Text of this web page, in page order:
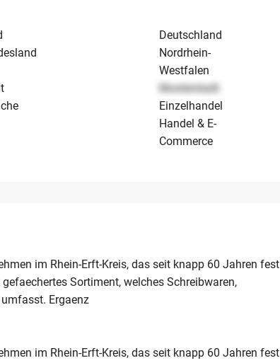
Deutschland
Nordrhein-
Westfalen
Musterstadt
Einzelhandel
Handel & E-
Commerce
im Rhein-Erft-Kreis, das seit knapp 60 Jahren fest
Sortiment, welches Schreibwaren,
Ergaenz
im Rhein-Erft-Kreis, das seit knapp 60 Jahren fest